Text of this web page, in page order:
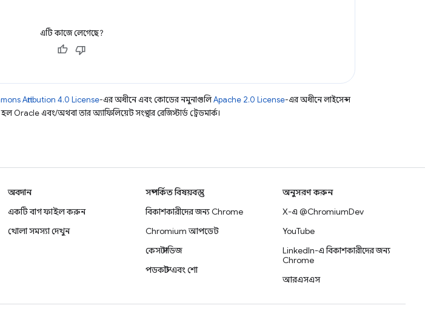
এটি কাজে লেগেছে?
Attribution 4.0 License-এর অধীনে এবং কোডের নমুনাগুলিApache 2.0 License-এর অধীনে লাইসেন্স
Oracle এবং/অথবা তার অ্যাফিলিয়েট সংস্থার রেজিস্টার্ড ট্রেডমার্ক।
অবদান
একটি বাগ ফাইল করুন
খোলা সমস্যা দেখুন
সম্পর্কিত বিষয়বস্তু
বিকাশকারীদের জন্য Chrome
Chromium আপডেট
কেস স্টাডিজ
পডকাস্ট এবং শো
অনুসরণ করুন
X-এ @ChromiumDev
YouTube
LinkedIn-এ বিকাশকারীদের জন্য
Chrome
আরএসএস